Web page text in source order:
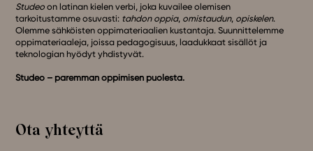
Studeo on latinan kielen verbi, joka kuvailee olemisen
tarkoitustamme osuvasti: tahdon oppia, omistaudun, opiskelen.
Olemme sähköisten oppimateriaalien kustantaja. Suunnittelemme
oppimateriaaleja, joissa pedagogisuus, laadukkaat sisällöt ja
teknologian hyödyt yhdistyvät.
Studeo – paremman oppimisen puolesta.
Ota yhteyttä